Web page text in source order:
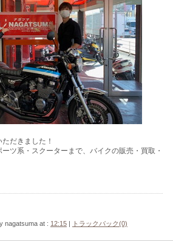
だきました！
ツ系・スクーターまで、バイクの販売・買取・
nagatsuma at : 12:15 | トラックバック(0)